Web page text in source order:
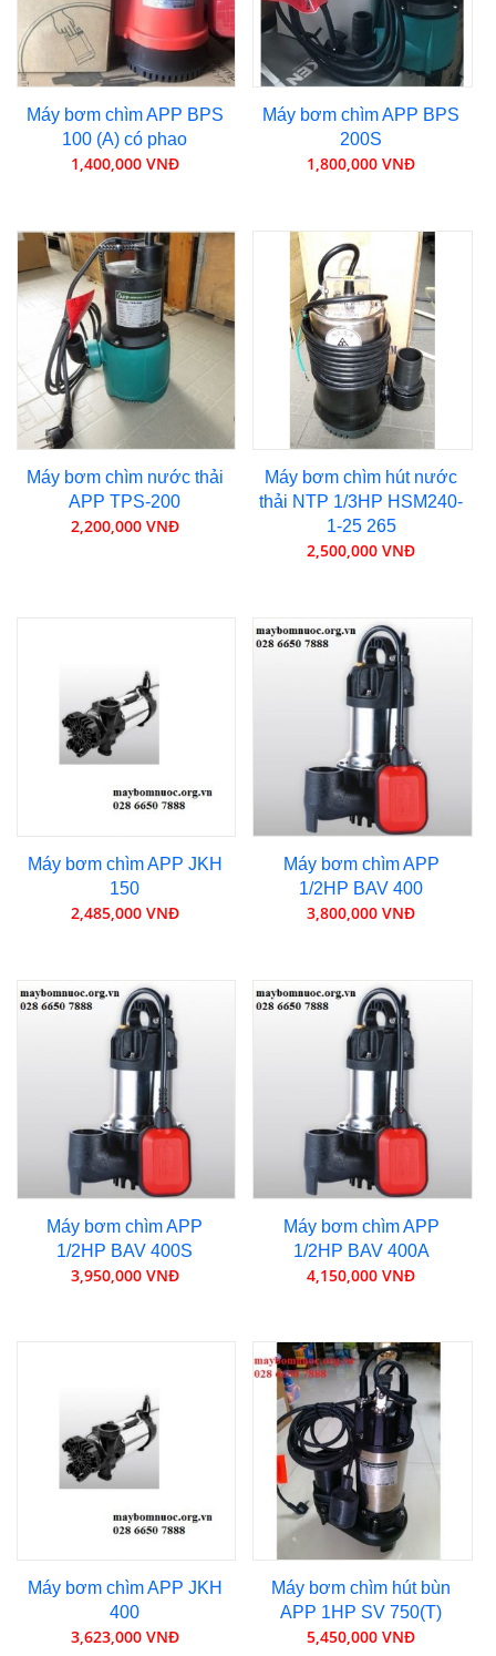
Máy bơm chìm APP BPS
100 (A) có phao
1,400,000 VNĐ
Máy bơm chìm APP BPS
200S
1,800,000 VNĐ
Máy bơm chìm nước thải
APP TPS-200
2,200,000 VNĐ
Máy bơm chìm hút nước
thải NTP 1/3HP HSM240-
1-25 265
2,500,000 VNĐ
Máy bơm chìm APP JKH
150
2,485,000 VNĐ
Máy bơm chìm APP
1/2HP BAV 400
3,800,000 VNĐ
Máy bơm chìm APP
1/2HP BAV 400S
3,950,000 VNĐ
Máy bơm chìm APP
1/2HP BAV 400A
4,150,000 VNĐ
Máy bơm chìm APP JKH
400
3,623,000 VNĐ
Máy bơm chìm hút bùn
APP 1HP SV 750(T)
5,450,000 VNĐ